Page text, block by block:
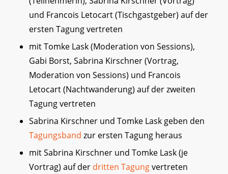
und Francois Letocart (Tischgastgeber) auf der
ersten Tagung vertreten
mit Tomke Lask (Moderation von Sessions),
Gabi Borst, Sabrina Kirschner (Vortrag,
Moderation von Sessions) und Francois
Letocart (Nachtwanderung) auf der zweiten
Tagung vertreten
Sabrina Kirschner und Tomke Lask geben den
Tagungsband zur ersten Tagung heraus
mit Sabrina Kirschner und Tomke Lask (je
Vortrag) auf der dritten Tagungvertreten